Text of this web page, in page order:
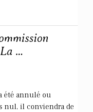
...
été annulé ou
nul, il conviendra de